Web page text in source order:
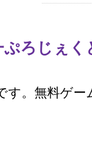
ろじぇ
す。無料ゲー